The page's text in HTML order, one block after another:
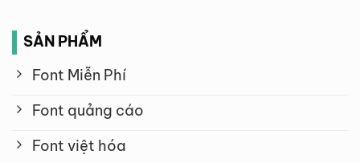
SẢN PHẨM
Font Miễn Phí
Font quảng cáo
Font việt hóa